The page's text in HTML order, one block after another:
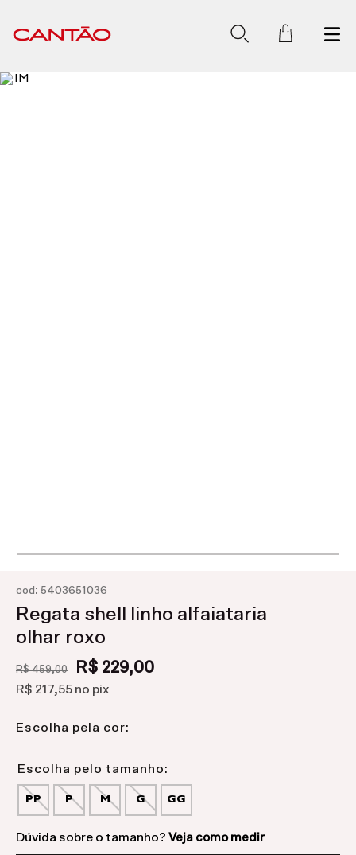
cod : 5403651036
Regata shell linho alfaiataria
olhar roxo
R$ 459,00 R$ 229,00
R$ 217,55 no pix
Escolha pela cor:
PP P M G GG
Dúvida sobre o tamanho? Veja como medir